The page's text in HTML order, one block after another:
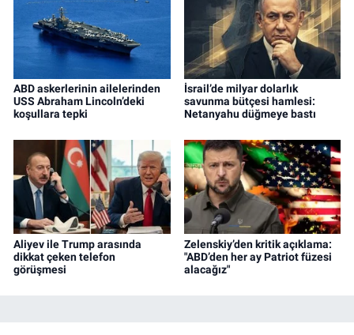
ABD askerlerinin ailelerinden
USS Abraham Lincoln’deki
koşullara tepki
İsrail’de milyar dolarlık
savunma bütçesi hamlesi:
Netanyahu düğmeye bastı
Aliyev ile Trump arasında
dikkat çeken telefon
görüşmesi
Zelenskiy’den kritik açıklama:
"ABD’den her ay Patriot füzesi
alacağız"